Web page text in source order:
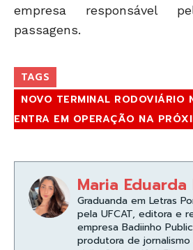
empresa responsável
passagens.
TAGS
NOVO TERMINAL RODOVIÁRIO
ENTRA EM OPERAÇÃO NA
Maria
Graduanda em Letras
pela UFCAT, editora e
empresa Badiinho
produtora de